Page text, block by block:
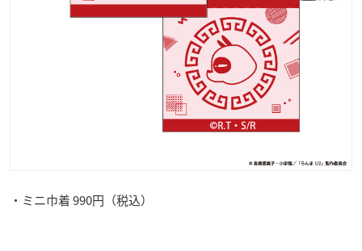
・ミニ巾着 990円（税込）